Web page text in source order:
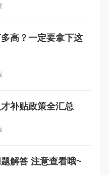
高？一定要拿下这
补贴政策全汇总
解答 注意查看哦~